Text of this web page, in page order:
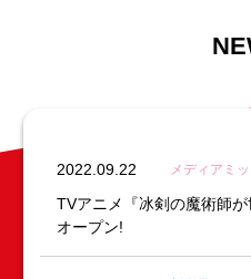
2022.09.22 メディアミ
TVアニメ『冰剣の魔術師
オープン!